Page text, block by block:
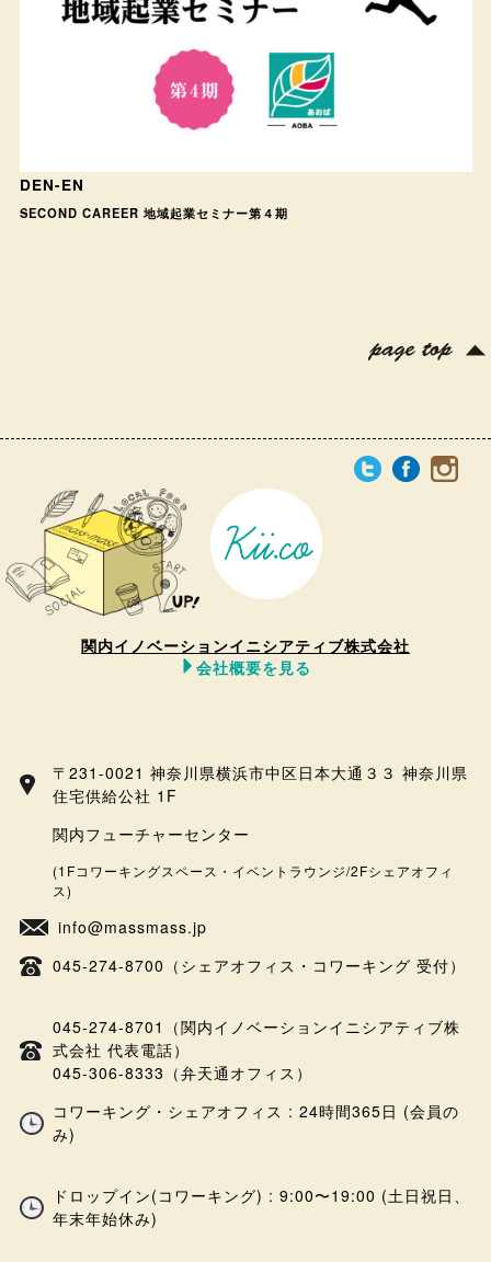
DEN-EN
SECOND CAREER 地域起業セミナー第４期
関内イノベーションイニシアティブ株式会社
会社概要を見る
〒231-0021 神奈川県横浜市中区日本大通３３ 神奈川県
住宅供給公社 1F
関内フューチャーセンター
(1Fコワーキングスペース・イベントラウンジ/2Fシェアオフィ
ス)
info@massmass.jp
045-274-8700（シェアオフィス・コワーキング 受付）
045-274-8701（関内イノベーションイニシアティブ株
式会社 代表電話）
045-306-8333（弁天通オフィス）
コワーキング・シェアオフィス : 24時間365日 (会員の
み)
ドロップイン(コワーキング) : 9:00〜19:00 (土日祝日、
年末年始休み)